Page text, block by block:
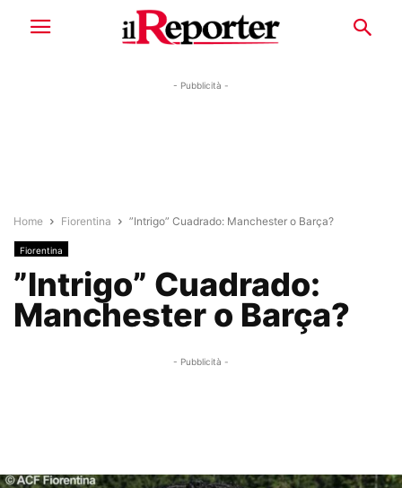
- Pubblicità -
Home Fiorentina ”Intrigo” Cuadrado: Manchester o Barça?
Fiorentina
”Intrigo” Cuadrado:
Manchester o Barça?
- Pubblicità -